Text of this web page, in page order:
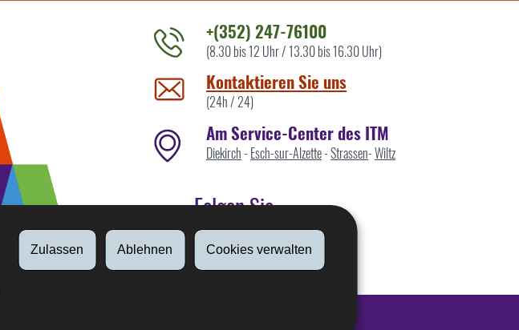
Zulassen Ablehnen Cookies verwalten
Kontaktieren
Sie
uns
+(352) 247-76100
(8.30 bis 12 Uhr / 13.30 bis 16.30 Uhr)
Kontaktieren Sie uns
(24h / 24)
Am Service-Center des ITM
Diekirch- Esch-sur-Alzette-Strassen-Wiltz
Folgen Sie
Linkedin